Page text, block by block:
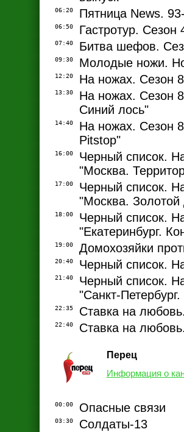
06:20 Пятница News.
06:50 Гастротур. Сезон
07:40 Битва шефов.
09:30 Молодые ножи.
12:20 На ножах. Сезон
13:30
На ножах. Сезон
Синий лось"
14:40
На ножах. Сезон
Pitstop"
16:00
Черный список.
"Москва.
17:00
Черный список.
"Москва. Золотой
18:00
Черный список.
"Екатеринбург.
19:00 Домохозяйки
20:40 Черный список.
21:40
Черный список.
"Санкт-
22:35 Ставка на
22:40 Ставка на
Перец
Информация о
00:00 Опасные связи
03:30 Солдаты-13